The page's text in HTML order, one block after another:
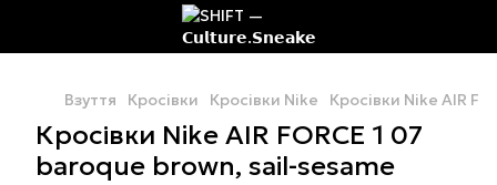
Взуття Кросівки Кросівки Nike Кросівки Nike AIR
Кросівки Nike AIR FORCE 1 07
baroque brown, sail-sesame